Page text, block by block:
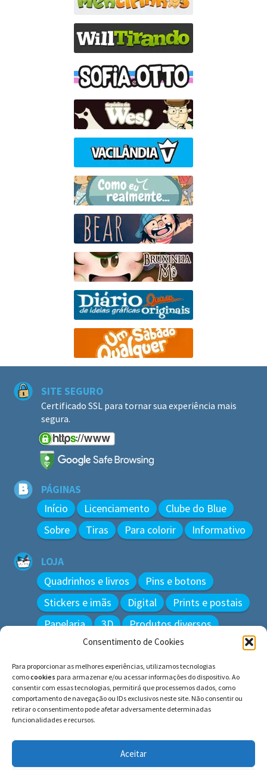
Consentimento de Cookies
Para proporcionar as melhores experiências, utilizamos tecnologias
comocookies para armazenar e/ou acessar informações do dispositivo. Ao
consentir com essas tecnologias, permitirá que processemos dados, como
comportamento de navegação ou IDs exclusivos neste site. Não consentir ou
retirar o consentimento pode afetar adversamente determinadas
funcionalidades e recursos.
Aceitar
SITE SEGURO
Certificado SSL para tornar sua experiência mais
segura.
PÁGINAS
Início Licenciamento
Clube do Blue
Sobre
Tiras Para colorir Informativo
LOJA
Quadrinhos e livros
Pins e botons
Stickers e imãs
Digital
Prints e postais
Papelaria
3D Produtos diversos
Pesquisar
por:
© BLUE e os gatos ∙ todos os direitos reservados.
Histórias inspiradas em gatos reais. Adote e cuide dos
gatos!